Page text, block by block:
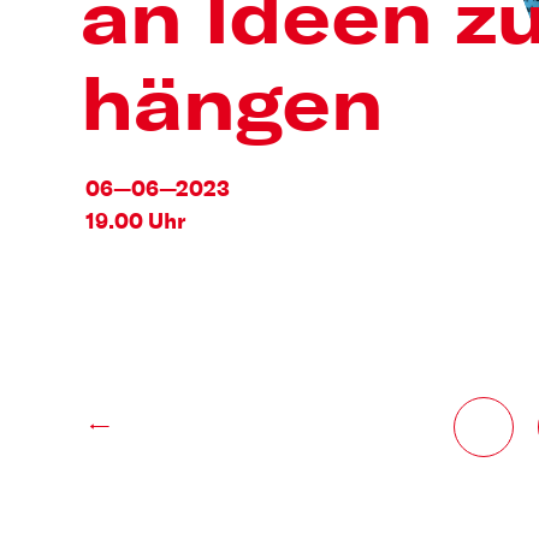
an Ideen
hängen
06—06—2023
19.00 Uhr
←